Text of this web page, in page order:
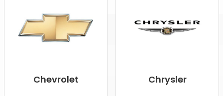
Chevrolet Chrysler